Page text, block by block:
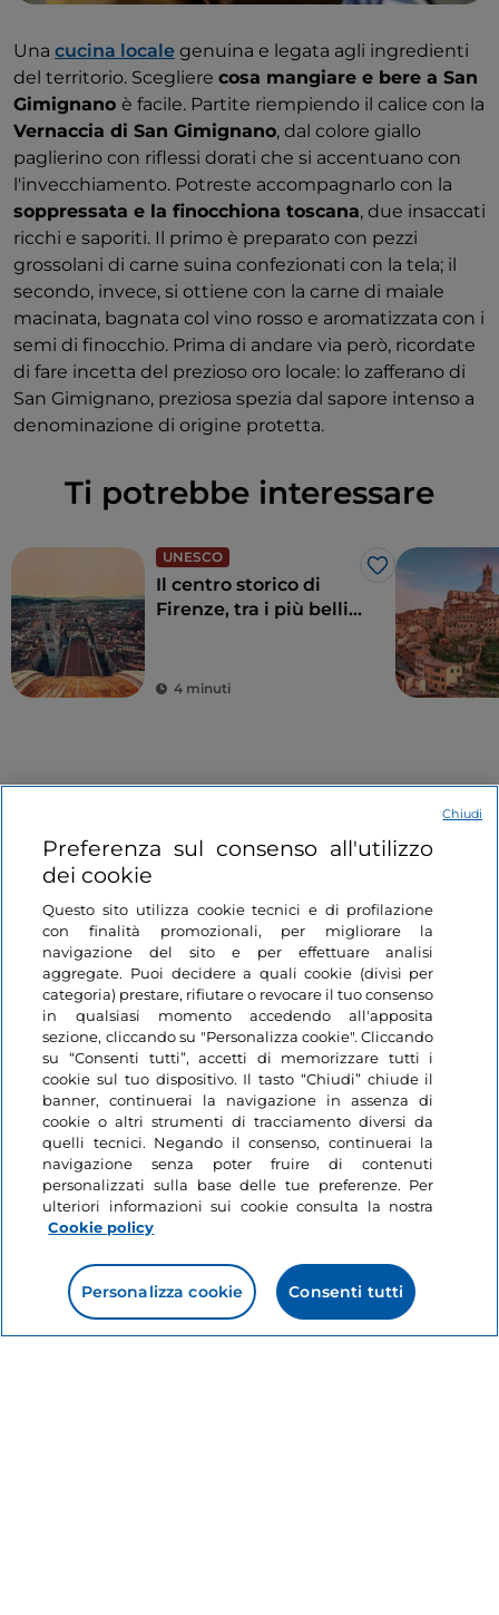
Una cucina locale genuina e legata agli ingredienti
del territorio. Scegliere cosa mangiare e bere a San
Gimignano è facile. Partite riempiendo il calice con la
Vernaccia di San Gimignano, dal colore giallo
paglierino con riflessi dorati che si accentuano con
l'invecchiamento. Potreste accompagnarlo con la
soppressata e la finocchiona toscana, due insaccati
ricchi e saporiti. Il primo è preparato con pezzi
grossolani di carne suina confezionati con la tela; il
secondo, invece, si ottiene con la carne di maiale
macinata, bagnata col vino rosso e aromatizzata con i
semi di finocchio. Prima di andare via però, ricordate
di fare incetta del prezioso oro locale: lo zafferano di
San Gimignano, preziosa spezia dal sapore intenso a
denominazione di origine protetta.
Ti potrebbe interessare
UNESCO
Like
Il centro storico di
Firenze, tra i più belli
4 minuti
Arte e cultura
50 giorni di Cinema a Firenze
Toscana, Firenze
Pittura a Napoli dopo
Caravaggio
Toscana, Forte dei Marmi
Informazioni sul sito
Preferenza sul consenso all'utilizzo
dei cookie
Questo sito utilizza cookie tecnici e di profilazione
con finalità promozionali, per migliorare la
navigazione del sito e per effettuare analisi
aggregate. Puoi decidere a quali cookie (divisi per
categoria) prestare, rifiutare o revocare il tuo consenso
in qualsiasi momento accedendo all'apposita
sezione, cliccando su "Personalizza cookie". Cliccando
su “Consenti tutti”, accetti di memorizzare tutti i
cookie sul tuo dispositivo. Il tasto “Chiudi” chiude il
banner, continuerai la navigazione in assenza di
cookie o altri strumenti di tracciamento diversi da
quelli tecnici. Negando il consenso, continuerai la
navigazione senza poter fruire di contenuti
personalizzati sulla base delle tue preferenze. Per
ulteriori informazioni sui cookie consulta la nostra
Cookie policy
Personalizza cookie Consenti tutti
Chiudi